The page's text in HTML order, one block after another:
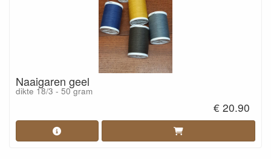
Naaigaren geel
dikte 18/3 - 50 gram
€ 20.90